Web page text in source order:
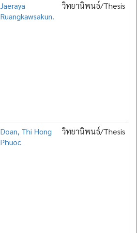
Jaeraya
Ruangkawsakun.
วิทยานิพนธ์/Thesis
Doan, Thi Hong
Phuoc
วิทยานิพนธ์/Thesis